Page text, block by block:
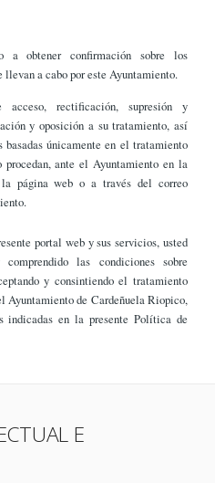
a obtener confirmación sobre los
llevan a cabo por este Ayuntamiento.
acceso, rectificación, supresión y
y oposición a su tratamiento, así
únicamente en el tratamiento
procedan, ante el Ayuntamiento en la
página web o a través del correo
portal web y sus servicios, usted
las condiciones sobre
y consintiendo el tratamiento
Ayuntamiento de Cardeñuela Riopico,
en la presente Política de
E